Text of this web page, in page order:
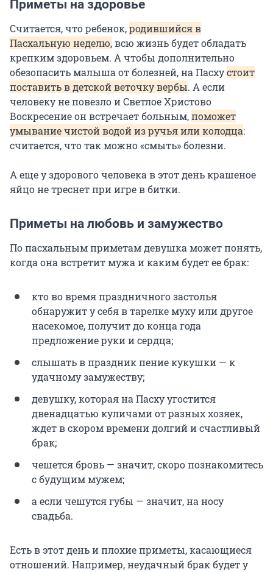
Приметы на здоровье
Считается, что ребенок,родившийся в
Пасхальную неделю,всю жизнь будет обладать
крепким здоровьем. А чтобы дополнительно
обезопасить малыша от болезней, на Пасхустоит
поставить в детской веточку вербы. А если
человеку не повезло и Светлое Христово
Воскресение он встречает больным,поможет
умывание чистой водой из ручья или колодца:
считается, что так можно «смыть» болезни.
А еще у здорового человека в этот день крашеное
яйцо не треснет при игре в битки.
Приметы на любовь и замужество
По пасхальным приметам девушка может понять,
когда она встретит мужа и каким будет ее брак:
кто во время праздничного застолья
обнаружит у себя в тарелке муху или другое
насекомое, получит до конца года
предложение руки и сердца;
слышать в праздник пение кукушки — к
удачному замужеству;
девушку, которая на Пасху угостится
двенадцатью куличами от разных хозяек,
ждет в скором времени долгий и счастливый
брак;
чешется бровь — значит, скоро познакомитесь
с будущим мужем;
а если чешутся губы — значит, на носу
свадьба.
Есть в этот день и плохие приметы, касающиеся
отношений. Например, неудачный брак будет у